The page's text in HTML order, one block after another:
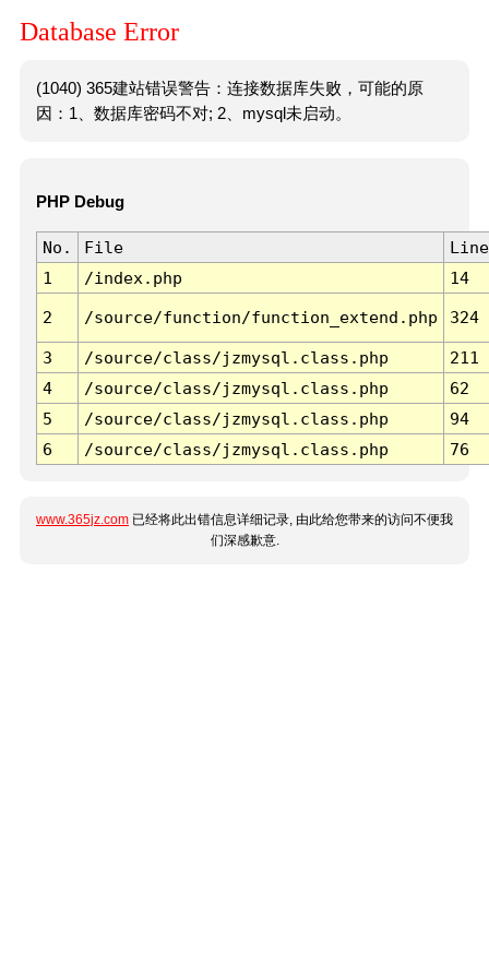
Database Error
(1040) 365建站错误警告：连接数据库失败，可能的原
因：1、数据库密码不对; 2、mysql未启动。
PHP Debug
No. File
Line
1
/index.php 14
2 /source/function/function_extend.php 324
3 /source/class/jzmysql.class.php
211
4
/source/class/jzmysql.class.php
62
5
/source/class/jzmysql.class.php
94
6
/source/class/jzmysql.class.php 76
www.365jz.com 已经将此出错信息详细记录, 由此给您带来的访问不便我
们深感歉意.